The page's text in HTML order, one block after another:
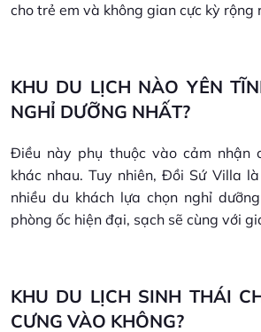
cho trẻ em và không gian cực kỳ rộng
KHU DU LỊCH NÀO YÊN
NGHỈ DƯỠNG NHẤT?
Điều này phụ thuộc vào cảm nhận
khác nhau. Tuy nhiên, Đồi Sứ Villa
nhiều du khách lựa chọn nghỉ
phòng ốc hiện đại, sạch sẽ cùng với
KHU DU LỊCH SINH THÁI
CƯNG VÀO KHÔNG?